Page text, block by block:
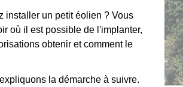
installer un petit éolien ? Vous
où il est possible de l'implanter,
obtenir et comment le
la démarche à suivre.